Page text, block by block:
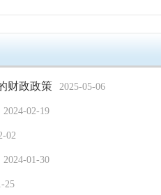
财政政策 2025-05-06
2024-02-19
02
2024-01-30
25